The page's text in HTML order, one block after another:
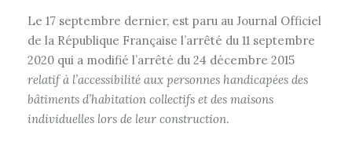
Le 17 septembre dernier, est paru au Journal Officiel
de la République Française l’arrêté du 11 septembre
2020 qui a modifié l’arrêté du 24 décembre 2015
relatif à l’accessibilité aux personnes handicapées des
bâtiments d’habitation collectifs et des maisons
individuelles lors de leur construction.